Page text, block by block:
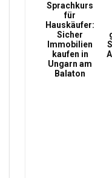
Sprachkurs
für
Hauskäufer:
Sicher
Immobilien
kaufen in
Ungarn am
Balaton